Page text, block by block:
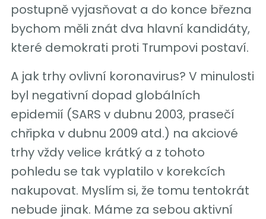
postupně vyjasňovat a do konce března
bychom měli znát dva hlavní kandidáty,
které demokrati proti Trumpovi postaví.
A jak trhy ovlivní koronavirus? V minulosti
byl negativní dopad globálních
epidemií (SARS v dubnu 2003, prasečí
chřipka v dubnu 2009 atd.) na akciové
trhy vždy velice krátký a z tohoto
pohledu se tak vyplatilo v korekcích
nakupovat. Myslím si, že tomu tentokrát
nebude jinak. Máme za sebou aktivní